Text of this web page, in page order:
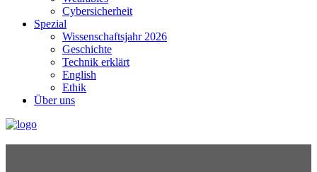
Cybersicherheit
Spezial
Wissenschaftsjahr 2026
Geschichte
Technik erklärt
English
Ethik
Über uns